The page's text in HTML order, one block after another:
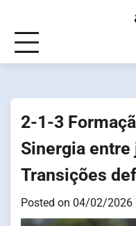
content
2-1-3
Sinergia entre
Transições
Posted on 04/02/2026